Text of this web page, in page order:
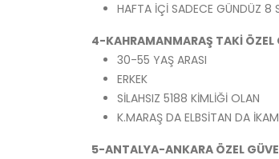
HAFTA İÇİ SADECE GÜNDÜZ 8
4-KAHRAMANMARAŞ TAKİ ÖZEL
30-55 YAŞ ARASI
ERKEK
SİLAHSIZ 5188 KİMLİĞİ OLAN
K.MARAŞ DA ELBSİTAN DA
5-ANTALYA-ANKARA ÖZEL